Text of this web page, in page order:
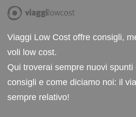
Viaggi Low Cost offre consigli,
voli low cost.
Qui troverai sempre nuovi spunti
consigli e come diciamo noi: il
sempre relativo!